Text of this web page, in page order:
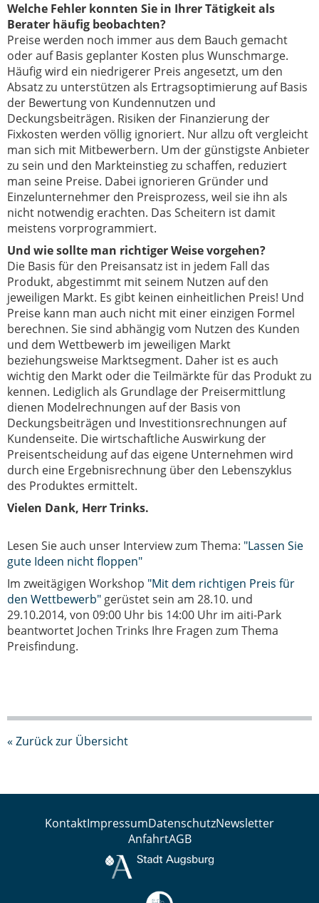
Welche Fehler konnten Sie in Ihrer Tätigkeit als
Berater häufig beobachten?
Preise werden noch immer aus dem Bauch gemacht
oder auf Basis geplanter Kosten plus Wunschmarge.
Häufig wird ein niedrigerer Preis angesetzt, um den
Absatz zu unterstützen als Ertragsoptimierung auf Basis
der Bewertung von Kundennutzen und
Deckungsbeiträgen. Risiken der Finanzierung der
Fixkosten werden völlig ignoriert. Nur allzu oft vergleicht
man sich mit Mitbewerbern. Um der günstigste Anbieter
zu sein und den Markteinstieg zu schaffen, reduziert
man seine Preise. Dabei ignorieren Gründer und
Einzelunternehmer den Preisprozess, weil sie ihn als
nicht notwendig erachten. Das Scheitern ist damit
meistens vorprogrammiert.
Und wie sollte man richtiger Weise vorgehen?
Die Basis für den Preisansatz ist in jedem Fall das
Produkt, abgestimmt mit seinem Nutzen auf den
jeweiligen Markt. Es gibt keinen einheitlichen Preis! Und
Preise kann man auch nicht mit einer einzigen Formel
berechnen. Sie sind abhängig vom Nutzen des Kunden
und dem Wettbewerb im jeweiligen Markt
beziehungsweise Marktsegment. Daher ist es auch
wichtig den Markt oder die Teilmärkte für das Produkt zu
kennen. Lediglich als Grundlage der Preisermittlung
dienen Modelrechnungen auf der Basis von
Deckungsbeiträgen und Investitionsrechnungen auf
Kundenseite. Die wirtschaftliche Auswirkung der
Preisentscheidung auf das eigene Unternehmen wird
durch eine Ergebnisrechnung über den Lebenszyklus
des Produktes ermittelt.
Vielen Dank, Herr Trinks.
Lesen Sie auch unser Interview zum Thema: "Lassen Sie
gute Ideen nicht floppen"
Im zweitägigen Workshop "Mit dem richtigen Preis für
den Wettbewerb" gerüstet sein am 28.10. und
29.10.2014, von 09:00 Uhr bis 14:00 Uhr im aiti-Park
beantwortet Jochen Trinks Ihre Fragen zum Thema
Preisfindung.
« Zurück zur Übersicht
KontaktImpressumDatenschutzNewsletter
AnfahrtAGB